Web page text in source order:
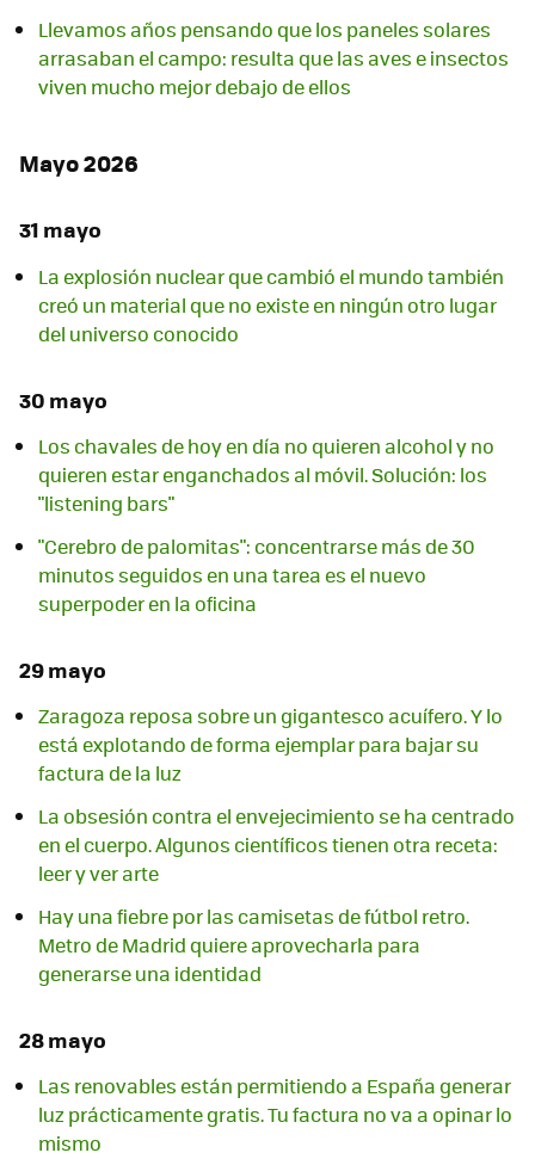
Llevamos años pensando que los paneles solares
arrasaban el campo: resulta que las aves e insectos
viven mucho mejor debajo de ellos
Mayo 2026
31 mayo
La explosión nuclear que cambió el mundo también
creó un material que no existe en ningún otro lugar
del universo conocido
30 mayo
Los chavales de hoy en día no quieren alcohol y no
quieren estar enganchados al móvil. Solución: los
"listening bars"
"Cerebro de palomitas": concentrarse más de 30
minutos seguidos en una tarea es el nuevo
superpoder en la oficina
29 mayo
Zaragoza reposa sobre un gigantesco acuífero. Y lo
está explotando de forma ejemplar para bajar su
factura de la luz
La obsesión contra el envejecimiento se ha centrado
en el cuerpo. Algunos científicos tienen otra receta:
leer y ver arte
Hay una fiebre por las camisetas de fútbol retro.
Metro de Madrid quiere aprovecharla para
generarse una identidad
28 mayo
Las renovables están permitiendo a España generar
luz prácticamente gratis. Tu factura no va a opinar lo
mismo